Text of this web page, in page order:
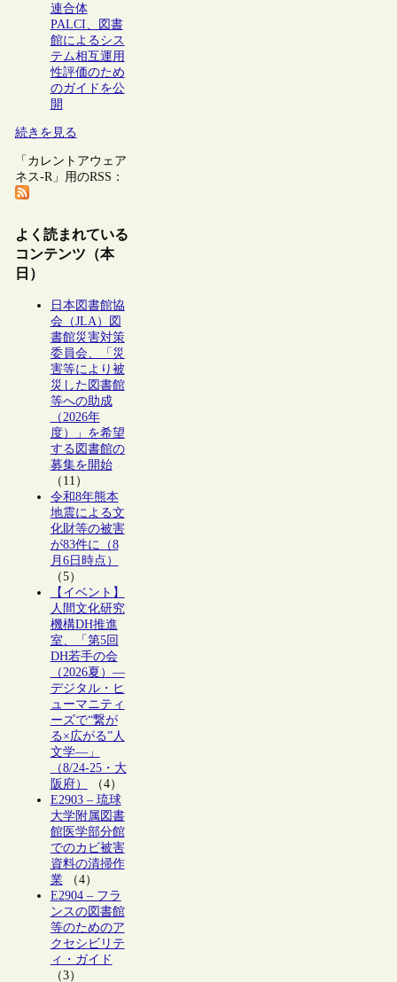
連合体
PALCI、図書
館によるシス
テム相互運用
性評価のため
のガイドを公
開
続きを見る
「カレントアウェア
ネス-R」用のRSS：
よく読まれている
コンテンツ（本
日）
日本図書館協
会（JLA）図
書館災害対策
委員会、「災
害等により被
災した図書館
等への助成
（2026年
度）」を希望
する図書館の
募集を開始
（11）
令和8年熊本
地震による文
化財等の被害
が83件に（8
月6日時点）
（5）
【イベント】
人間文化研究
機構DH推進
室、「第5回
DH若手の会
（2026夏）―
デジタル・ヒ
ューマニティ
ーズで“繋が
る×広がる”人
文学―」
（8/24-25・大
阪府）
（4）
E2903 – 琉球
大学附属図書
館医学部分館
でのカビ被害
資料の清掃作
業（4）
E2904 – フラ
ンスの図書館
等のためのア
クセシビリテ
ィ・ガイド
（3）